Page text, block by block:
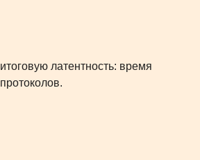
латентность: время